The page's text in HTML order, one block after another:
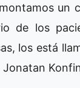
un
de los
los está
Jonatan